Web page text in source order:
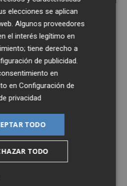
de hospitalidad y
explica
añade que la filosofía
ellos lo principal.
con el máximo
y viable. La naturaleza
nos
momentos de
de Hammam
el equilibrio que
y la belleza de las
los recursos
elecciones se aplican
Algunos proveedores
el interés legítimo en
tiene derecho a
de publicidad
en
enConfiguración de
privacidad
TODO
TODO